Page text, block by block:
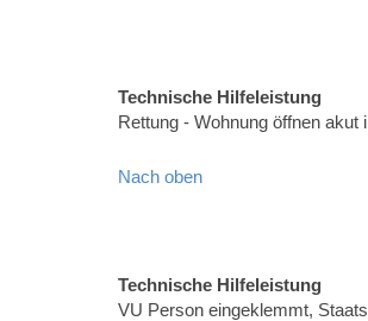
Technische Hilfeleistung
Rettung - Wohnung öffnen
Nach oben
Technische Hilfeleistung
VU Person eingeklemmt,